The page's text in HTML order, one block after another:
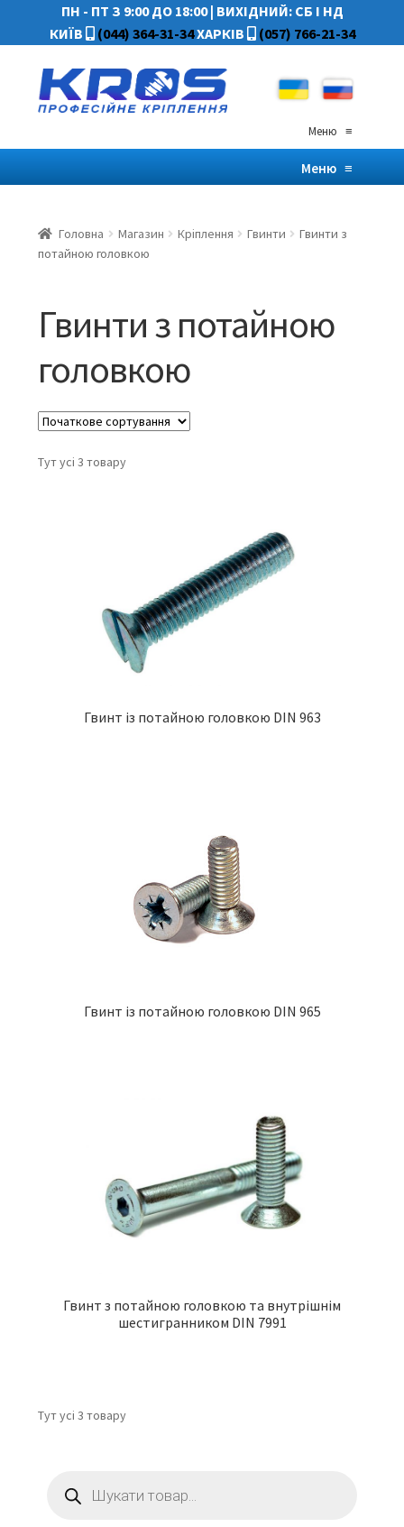
ПН - ПТ З 9:00 ДО 18:00| ВИХІДНИЙ: СБ І НД
КИЇВ
(044) 364-31-34ХАРКІВ (057) 766-21-34
Меню≡
Меню≡
Головна Магазин Кріплення Гвинти
Гвинти з
потайною головкою
Гвинти з потайною
головкою
Тут усі 3 товару
Гвинт із потайною головкою DIN 963
Гвинт із потайною головкою DIN 965
Гвинт з потайною головкою та внутрішнім
шестигранником DIN 7991
Тут усі 3 товару
товарів